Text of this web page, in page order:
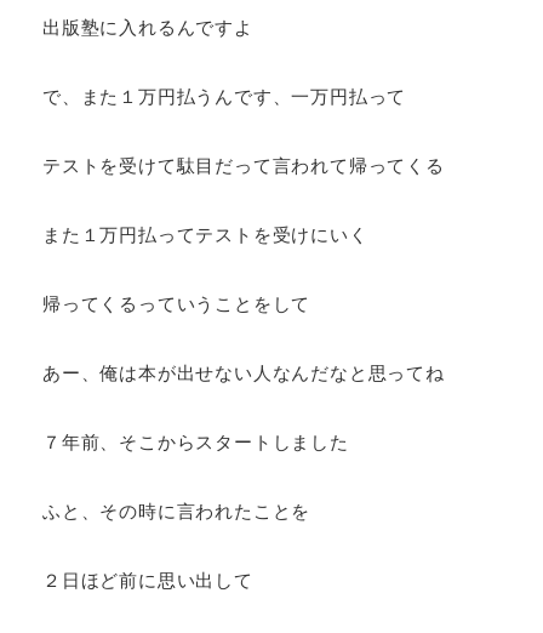
出版塾に入れるんですよ
で、また１万円払うんです、一万円払って
テストを受けて駄目だって言われて帰ってくる
また１万円払ってテストを受けにいく
帰ってくるっていうことをして
あー、俺は本が出せない人なんだなと思ってね
７年前、そこからスタートしました
ふと、その時に言われたことを
２日ほど前に思い出して